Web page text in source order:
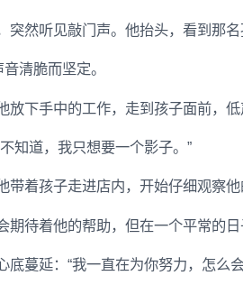
然听见敲门声。他抬头，看到那名
清脆而坚定。
下手中的工作，走到孩子面前，
知道，我只想要一个影子。”
着孩子走进店内，开始仔细观察他
期待着他的帮助，但在一个平常的
蔓延：“我一直在为你努力，怎么